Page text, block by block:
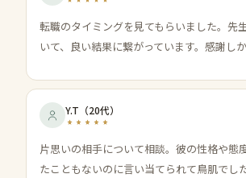
転職のタイミングを見てもらいました。先
いて、良い結果に繋がっています。感謝しか
Y.T （20代）
片思いの相手について相談。彼の性格や態
たこともないのに言い当てられて鳥肌でした